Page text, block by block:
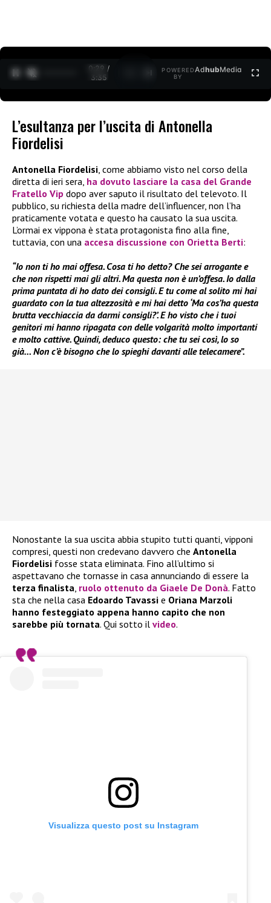
0:30 /
3:35
POWERED
BY
AdhubMedia
L’esultanza per l’uscita di Antonella
Fiordelisi
Antonella Fiordelisi, come abbiamo visto nel corso della
diretta di ieri sera, ha dovuto lasciare la casa del Grande
Fratello Vip dopo aver saputo il risultato del televoto. Il
pubblico, su richiesta della madre dell’influencer, non l’ha
praticamente votata e questo ha causato la sua uscita.
L’ormai ex vippona è stata protagonista fino alla fine,
tuttavia, con una accesa discussione con Orietta Berti:
“Io non ti ho mai offesa. Cosa ti ho detto? Che sei arrogante e
che non rispetti mai gli altri. Ma questa non è un’offesa. Io dalla
prima puntata di ho dato dei consigli. E tu come al solito mi hai
guardato con la tua altezzosità e mi hai detto ‘Ma cos’ha questa
brutta vecchiaccia da darmi consigli?’. E ho visto che i tuoi
genitori mi hanno ripagata con delle volgarità molto importanti
e molto cattive. Quindi, deduco questo: che tu sei così, lo so
già… Non c’è bisogno che lo spieghi davanti alle telecamere”.
Nonostante la sua uscita abbia stupito tutti quanti, vipponi
compresi, questi non credevano davvero che Antonella
Fiordelisi fosse stata eliminata. Fino all’ultimo si
aspettavano che tornasse in casa annunciando di essere la
terza finalista, ruolo ottenuto da Giaele De Donà. Fatto
sta che nella casa Edoardo Tavassi e Oriana Marzoli
hanno festeggiato appena hanno capito che non
sarebbe più tornata. Qui sotto il video.
Visualizza questo post su Instagram